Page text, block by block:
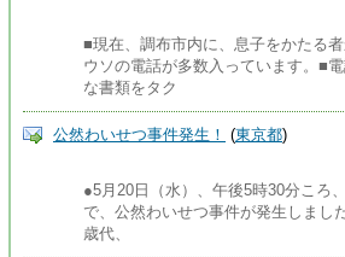
■現在、調布市内に、息子をかたる
ウソの電話が多数入っています。■
な書類をタク
公然わいせつ事件発生！ (東京都)
●5月20日（水）、午後5時30分ころ
で、公然わいせつ事件が発生しま
歳代、